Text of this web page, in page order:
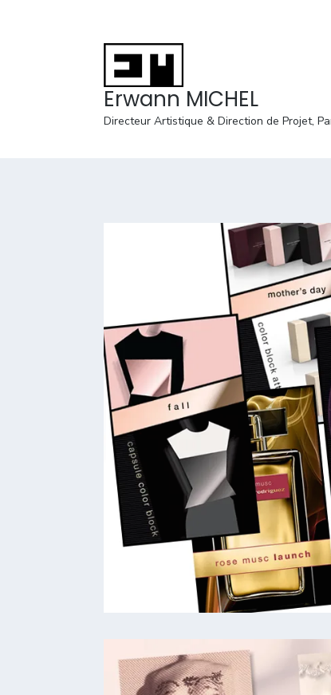
Erwann MICHEL
Directeur Artistique & Direction de Projet,